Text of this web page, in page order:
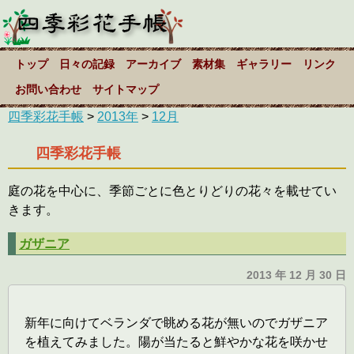
トップ 日々の記録 アーカイブ 素材集 ギャラリー リンク
お問い合わせ サイトマップ
四季彩花手帳 > 2013年 > 12月
四季彩花手帳
庭の花を中心に、季節ごとに色とりどりの花々を載せてい
きます。
ガザニア
2013 年 12 月 30 日
新年に向けてベランダで眺める花が無いのでガザニア
を植えてみました。陽が当たると鮮やかな花を咲かせ